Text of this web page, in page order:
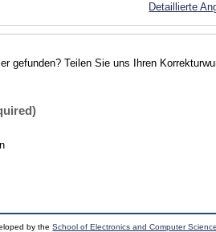
Detaillierte
gefunden? Teilen Sie uns Ihren
by theSchool of Electronics and Computer Science